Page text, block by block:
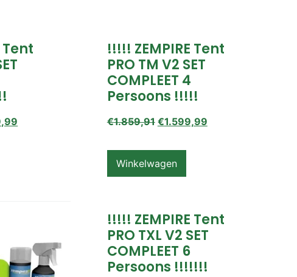
Tent
!!!!! ZEMPIRE Tent
PRO TM V2 SET
COMPLEET 4
Persoons !!!!!
€1.859,91 €1.599,99
Winkelwagen
!!!!! ZEMPIRE Tent
PRO TXL V2 SET
COMPLEET 6
Persoons !!!!!!!